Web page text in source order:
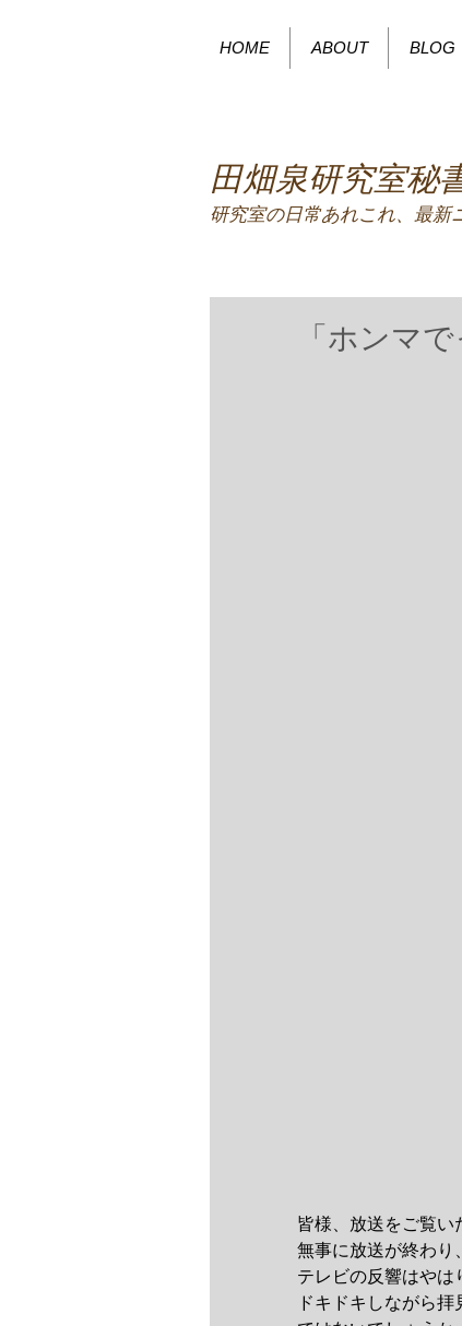
HOME ABOUT BLOG
田畑泉研究室秘
研究室の日常あれこれ、最新
「ホンマ
皆様、放送をご覧い
無事に放送が終わり
テレビの反響はやは
ドキドキしながら